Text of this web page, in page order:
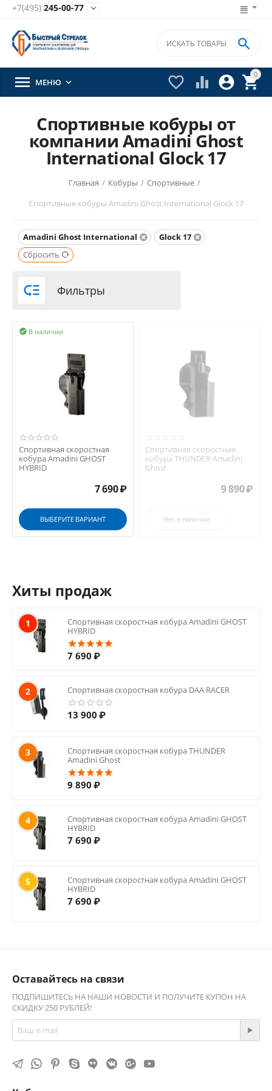
+7(495) 245-00-77 
0


 

 МЕНЮ 
Спортивные кобуры от
компании Amadini Ghost
International Glock 17
Главная / Кобуры / Спортивные /
Спортивные кобуры Amadini Ghost International Glock 17
Amadini Ghost International
Glock 17
Сбросить
 Фильтры
В наличии

Спортивная скоростная
кобура Amadini GHOST
HYBRID
7 690₽
ВЫБЕРИТЕ ВАРИАНТ
Спортивная скоростная
кобура THUNDER Amadini
Ghost
9 890₽
Нет в наличии
Хиты продаж
1
Спортивная скоростная кобура Amadini GHOST
HYBRID
7 690 ₽
2 Спортивная скоростная кобура DAA RACER
13 900 ₽
3
Спортивная скоростная кобура THUNDER
Amadini Ghost
9 890 ₽
4
Спортивная скоростная кобура Amadini GHOST
HYBRID
7 690 ₽
5
Спортивная скоростная кобура Amadini GHOST
HYBRID
7 690 ₽
Оставайтесь на связи
ПОДПИШИТЕСЬ НА НАШИ НОВОСТИ И ПОЛУЧИТЕ КУПОН НА
СКИДКУ 250 РУБЛЕЙ!